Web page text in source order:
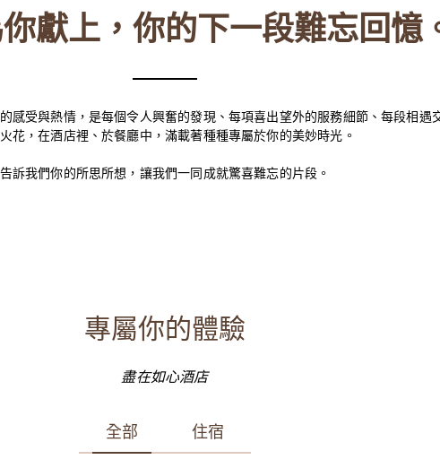
獻上，你的下一段難忘回憶
感受與熱情，是每個令人興奮的發現、每項喜出望外的服務細節、每段相遇
花，在酒店裡、於餐廳中，滿載著種種專屬於你的美妙時光。
告訴我們你的所思所想，讓我們一同成就驚喜難忘的片段。
專屬你的體驗
盡在如心酒店
全部 住宿